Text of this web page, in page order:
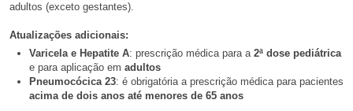
adultos (exceto gestantes).
Atualizações adicionais:
Varicela e Hepatite A: prescrição médica para a 2ª dose pediátrica
e para aplicação em adultos
Pneumocócica 23: é obrigatória a prescrição médica para pacientes
acima de dois anos até menores de 65 anos